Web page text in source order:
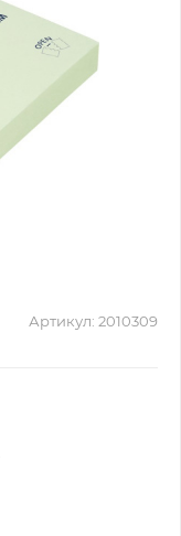
Артикул: 2010309